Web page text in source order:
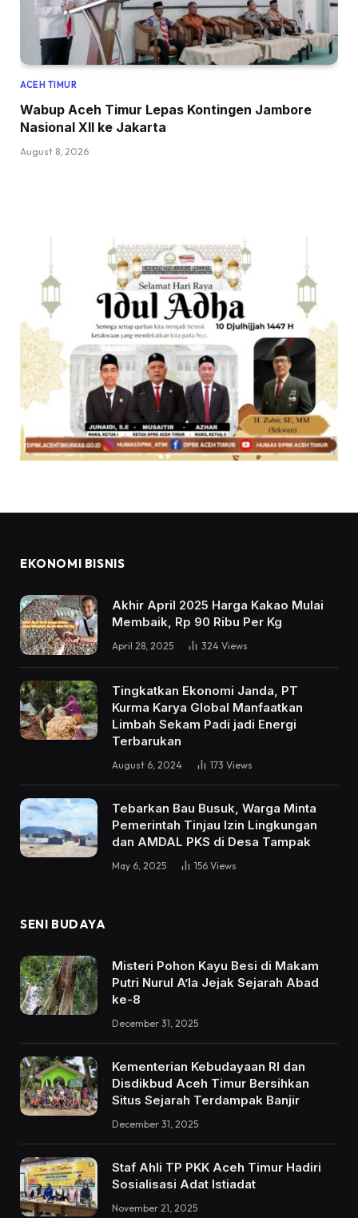
ACEH TIMUR
Wabup Aceh Timur Lepas Kontingen Jambore
Nasional XII ke Jakarta
August 8, 2026
EKONOMI BISNIS
Akhir April 2025 Harga Kakao Mulai
Membaik, Rp 90 Ribu Per Kg
April 28, 2025 324 Views
Tingkatkan Ekonomi Janda, PT
Kurma Karya Global Manfaatkan
Limbah Sekam Padi jadi Energi
Terbarukan
August 6, 2024 173 Views
Tebarkan Bau Busuk, Warga Minta
Pemerintah Tinjau Izin Lingkungan
dan AMDAL PKS di Desa Tampak
May 6, 2025 156 Views
SENI BUDAYA
Misteri Pohon Kayu Besi di Makam
Putri Nurul A’la Jejak Sejarah Abad
ke-8
December 31, 2025
Kementerian Kebudayaan RI dan
Disdikbud Aceh Timur Bersihkan
Situs Sejarah Terdampak Banjir
December 31, 2025
Staf Ahli TP PKK Aceh Timur Hadiri
Sosialisasi Adat Istiadat
November 21, 2025